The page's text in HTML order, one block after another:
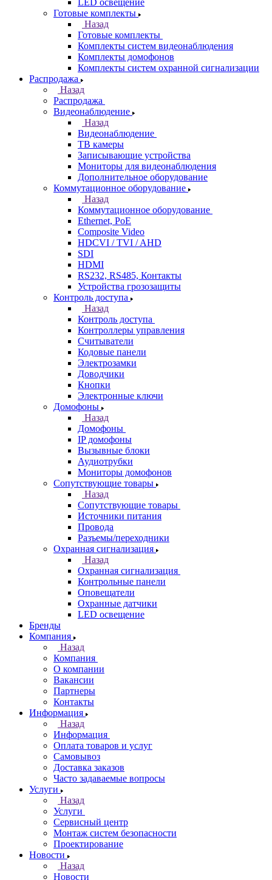
LED освещение
Готовые комплекты
Назад
Готовые комплекты
Комплекты систем видеонаблюдения
Комплекты домофонов
Комплекты систем охранной сигнализации
Распродажа
Назад
Распродажа
Видеонаблюдение
Назад
Видеонаблюдение
ТВ камеры
Записывающие устройства
Мониторы для видеонаблюдения
Дополнительное оборудование
Коммутационное оборудование
Назад
Коммутационное оборудование
Ethernet, PoE
Composite Video
HDCVI / TVI / AHD
SDI
HDMI
RS232, RS485, Контакты
Устройства грозозащиты
Контроль доступа
Назад
Контроль доступа
Контроллеры управления
Считыватели
Кодовые панели
Электрозамки
Доводчики
Кнопки
Электронные ключи
Домофоны
Назад
Домофоны
IP домофоны
Вызывные блоки
Аудиотрубки
Мониторы домофонов
Сопутствующие товары
Назад
Сопутствующие товары
Источники питания
Провода
Разъемы/переходники
Охранная сигнализация
Назад
Охранная сигнализация
Контрольные панели
Оповещатели
Охранные датчики
LED освещение
Бренды
Компания
Назад
Компания
О компании
Вакансии
Партнеры
Контакты
Информация
Назад
Информация
Оплата товаров и услуг
Самовывоз
Доставка заказов
Часто задаваемые вопросы
Услуги
Назад
Услуги
Сервисный центр
Монтаж систем безопасности
Проектирование
Новости
Назад
Новости